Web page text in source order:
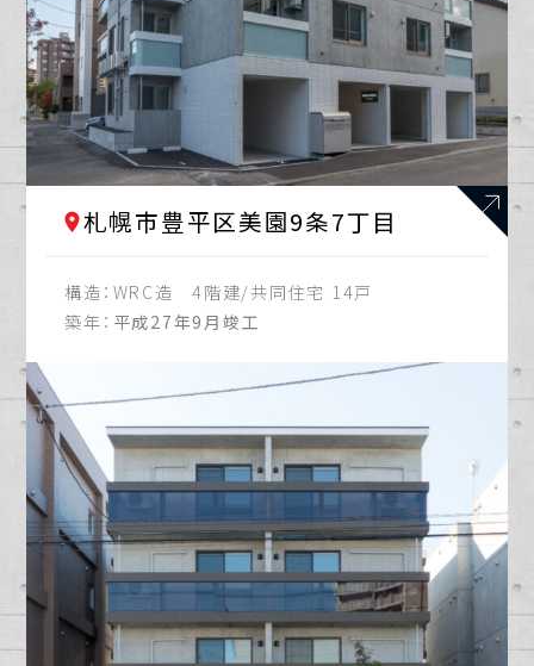
札幌市東区
札幌市白石区
札幌市豊平区
江別市
2020年
2022年
2024年
2025年
91~100戸
札幌市豊平区美園9条7丁目
構造： WRC造 4階建/共同住宅 14戸
築年： 平成27年9月竣工